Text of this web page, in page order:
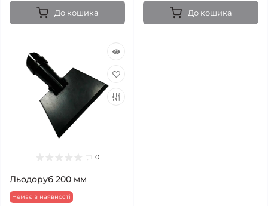
До кошика До кошика
0
Льодоруб 200 мм
Немає в наявності